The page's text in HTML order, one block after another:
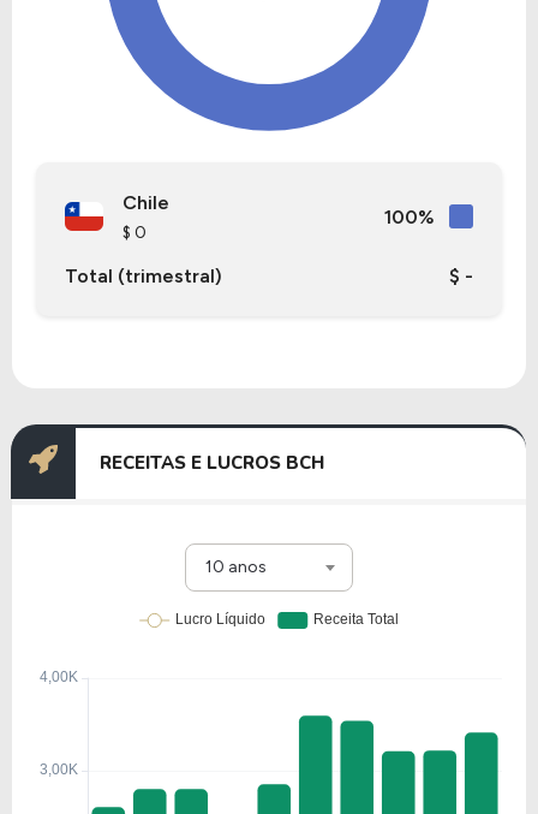
Chile
$ 0
100%
Total (trimestral) $ -
RECEITAS E LUCROS BCH
10 anos